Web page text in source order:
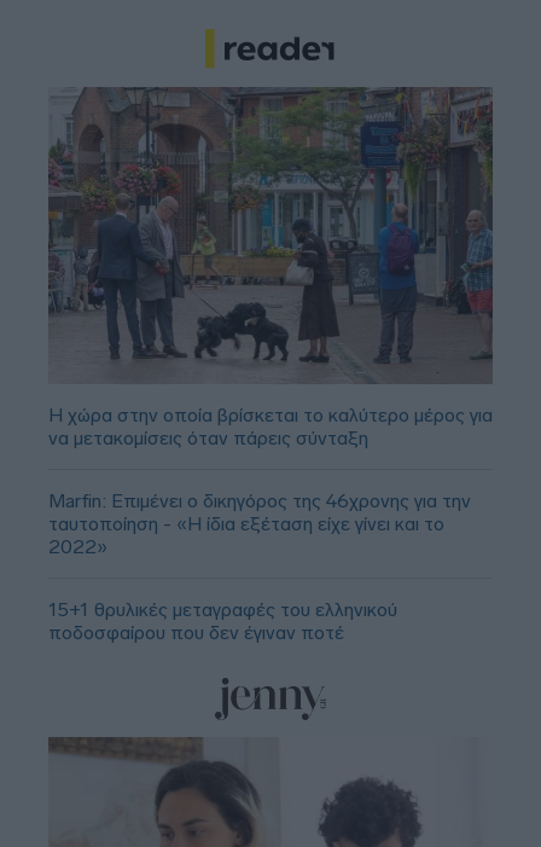
Η χώρα στην οποία βρίσκεται το καλύτερο μέρος για
να μετακομίσεις όταν πάρεις σύνταξη
Marfin: Επιμένει ο δικηγόρος της 46χρονης για την
ταυτοποίηση - «Η ίδια εξέταση είχε γίνει και το
2022»
15+1 θρυλικές μεταγραφές του ελληνικού
ποδοσφαίρου που δεν έγιναν ποτέ